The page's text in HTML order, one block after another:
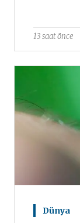
13 saat önce
Dünya